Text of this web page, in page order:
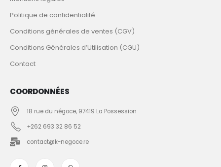
Politique de confidentialité
Conditions générales de ventes (CGV)
Conditions Générales d’Utilisation (CGU)
Contact
COORDONNÉES
18 rue du négoce, 97419 La Possession
+262 693 32 86 52
contact@k-negoce.re